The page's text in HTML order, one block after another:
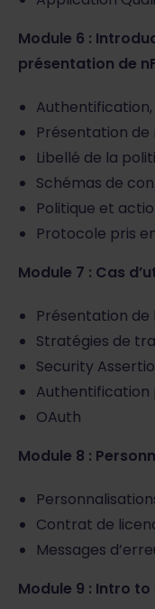
Module 6 :
présentation de
Présentation de
Libellé de la
Schémas de
Politique et
Protocole pris
Module 7 : Cas
Présentation de
Stratégies de
Security
OAuth
Module 8 :
Contrat de
Messages
Module 9 : Intro